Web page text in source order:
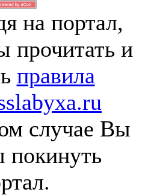
на портал,
прочитать и
правила
случае Вы
покинуть